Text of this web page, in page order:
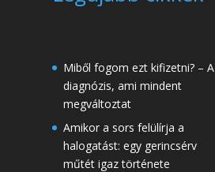
Miből fogom ezt kifizetni? – A
diagnózis, ami mindent
megváltoztat
Amikor a sors felülírja a
halogatást: egy gerincsérv
műtét igaz története